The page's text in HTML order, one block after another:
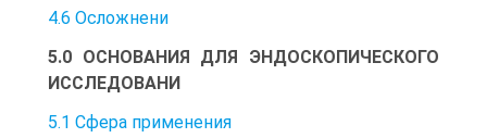
4.6 Осложнени
5.0 ОСНОВАНИЯ ДЛЯ ЭНДОСКОПИЧЕСКОГО
ИССЛЕДОВАНИ
5.1 Сфера применения